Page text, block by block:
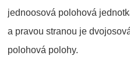
jednoosová polohová
a pravou stranou je
polohová polohy.